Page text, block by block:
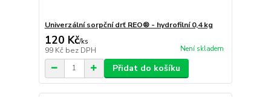
Univerzální sorpční drť REO® - hydrofilní 0,4 kg
120 Kč/ks
99 Kč bez DPH Není skladem
Přidat do košíku